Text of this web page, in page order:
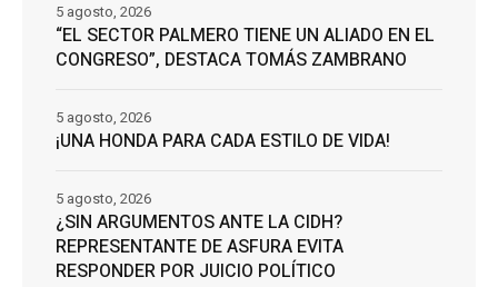
“EL SECTOR PALMERO TIENE UN ALIADO EN EL
CONGRESO”, DESTACA TOMÁS ZAMBRANO
5 agosto, 2026
¡UNA HONDA PARA CADA ESTILO DE VIDA!
5 agosto, 2026
¿SIN ARGUMENTOS ANTE LA CIDH?
REPRESENTANTE DE ASFURA EVITA
RESPONDER POR JUICIO POLÍTICO
5 agosto, 2026